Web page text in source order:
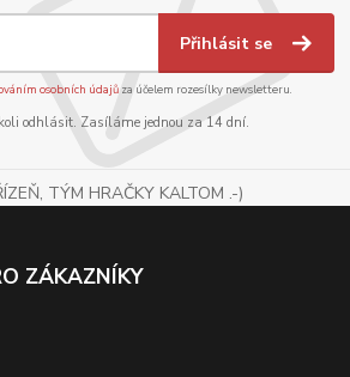
Přihlásit se
osobních údajůza účelem rozesílky newsletteru.
odhlásit. Zasíláme jednou za 14 dní.
TÝM HRAČKY KALTOM .-)
ZÁKAZNÍKY